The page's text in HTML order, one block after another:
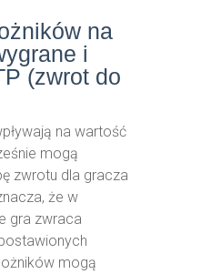
na
i
(zwrot do
na wartość
mogą
zwrotu dla gracza
że w
gra zwraca
mogą